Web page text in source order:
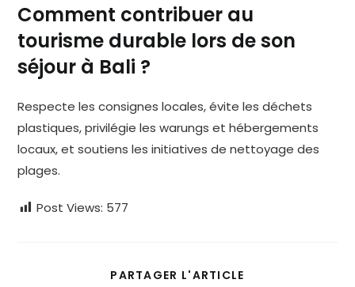
Comment contribuer au
tourisme durable lors de son
séjour à Bali ?
Respecte les consignes locales, évite les déchets
plastiques, privilégie les warungs et hébergements
locaux, et soutiens les initiatives de nettoyage des
plages.
Post Views: 577
PARTAGER L'ARTICLE